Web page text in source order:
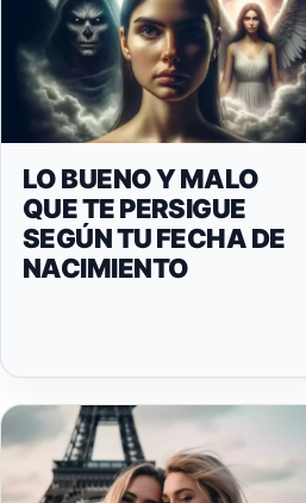
LO BUENO Y MALO
QUE TE PERSIGUE
SEGÚN TU FECHA DE
NACIMIENTO